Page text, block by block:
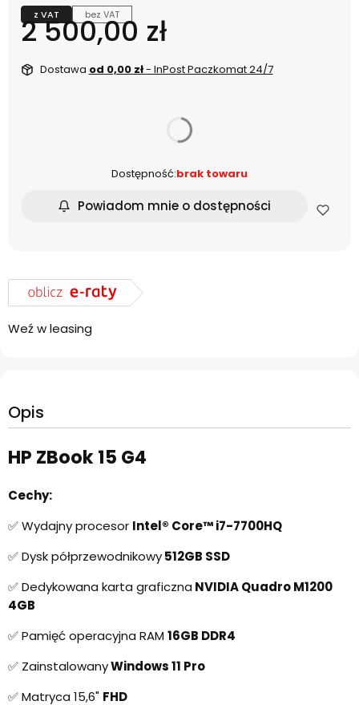
z VAT bez VAT
Cena
2 500,00 zł
Dostawa od 0,00 zł- InPost Paczkomat 24/7
Dostępność:brak towaru
Powiadom mnie o dostępności
Weź w leasing
Opis
HP ZBook 15 G4
Cechy:
✅ Wydajny procesor Intel® Core™ i7-7700HQ
✅ Dysk półprzewodnikowy512GB SSD
✅ Dedykowana karta graficzna NVIDIA Quadro M1200
4GB
✅ Pamięć operacyjna RAM 16GB DDR4
✅ ZainstalowanyWindows 11 Pro
✅ Matryca 15,6" FHD